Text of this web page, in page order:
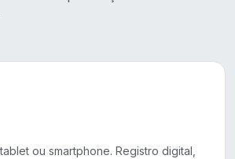
ou smartphone. Registro digital,